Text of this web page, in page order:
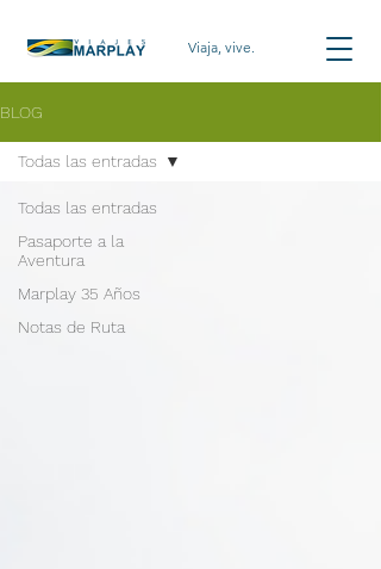
Viaja, vive.
BLOG
Todas las entradas
Pasaporte a la
Aventura
Marplay 35 Años
Notas de Ruta
Todas las entradas